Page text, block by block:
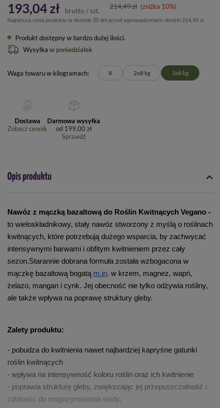
193,04 zł brutto / szt.
214,49 zł (zniżka 10%)
Najniższa cena produktu w okresie 30 dni przed wprowadzeniem obniżki 214,49 zł
Produkt dostępny w bardzo dużej ilości
Wysyłka w poniedziałek
Waga towaru w kilogramach 8 2x8 kg 3x8 kg
Dostawa
Zobacz cennik
Darmowa wysyłka
od 199,00 zł
Sprawdź
Opis produktu
to wieloskładnikowy, stały nawóz stworzony z myślą o roślinach
kwitnących, które potrzebują dużego wsparcia, by zachwycać
intensywnymi barwami i obfitym kwitnieniem przez cały
sezon.Starannie dobrana formuła została wzbogacona w
mączkę bazaltową bogatą m.in. w krzem, magnez, wapń,
żelazo, mangan i cynk. Jej obecność nie tylko odżywia rośliny,
ale także wpływa na poprawę struktury gleby.
Zalety produktu:
- pobudza do kwitnienia nawet najbardziej kapryśne gatunki
roślin kwitnących
- wpływa na intensywność koloru roślin oraz ich kwitnienie
- poprawia strukturę gleby, zwiększając jej przepuszczalność i
zdolność do magazynowania wody,